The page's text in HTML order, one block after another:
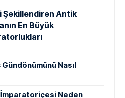
Şekillendiren Antik
En Büyük
Gündönümünü Nasıl
İmparatoriçesi Neden